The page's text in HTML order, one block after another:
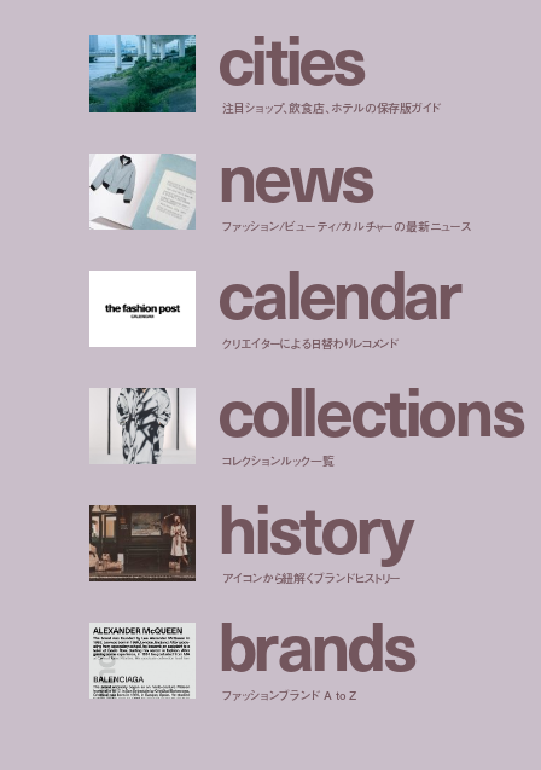
cities
注目ショップ、飲食店、ホテルの保存版ガイド
news
ファッション/ビューティ/カルチャーの最新ニュース
calendar
クリエイターによる日替わりレコメンド
collections
コレクションルック一覧
history
アイコンから紐解くブランドヒストリー
brands
ファッションブランド A to Z